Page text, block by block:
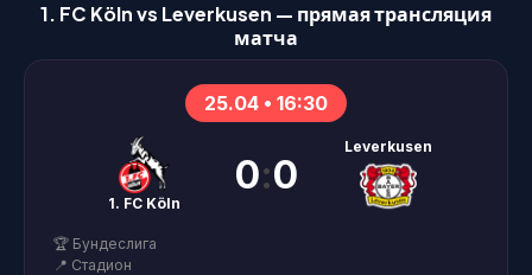
1. FC Köln vs Leverkusen — прямая трансляция
матча
25.04 • 16:30
1. FC Köln
0:0
Leverkusen
🏆 Бундеслига
📍 Стадион